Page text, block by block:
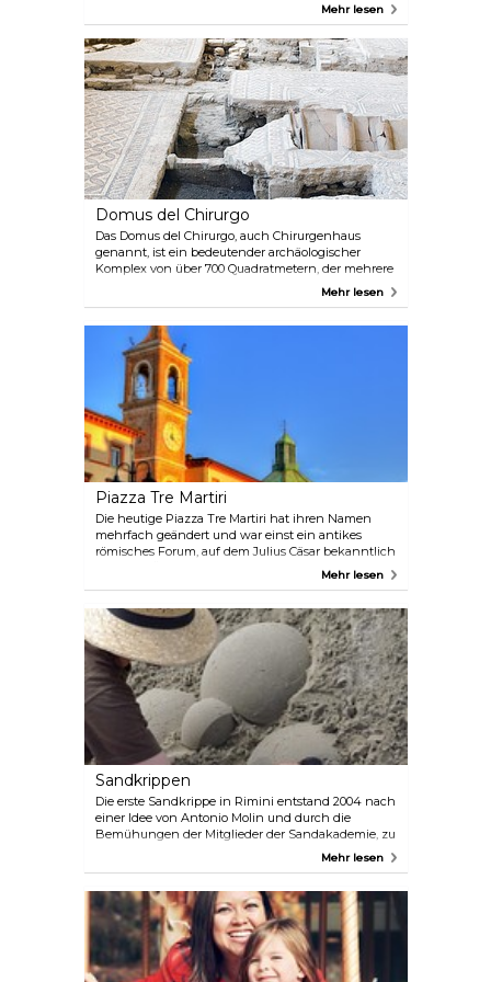
von Armut und Kriminalität hat diese Gegend
einen bemerkenswerten Wandel vollzogen und
sich von einem benachteiligten Stadtteil in eine
charmante und malerische Enklave verwandelt.
Wenn Sie durch die Straßen von Borgo San
Giuliano schlendern, werden Sie von einem
visuellen Fest der bunten Kunstwerke begrüßt.
Vergessen Sie nicht, Ihre Kamera mitzunehmen,
wenn Sie diesen schönen Stadtteil erkunden, der
seine Berühmtheit dem legendären Filmemacher
Federico Fellini verdankt.
Mehr lesen
Domus del Chirurgo
Das Domus del Chirurgo, auch Chirurgenhaus
genannt, ist ein bedeutender archäologischer
Komplex von über 700 Quadratmetern, der mehrere
Gebäude umfasst. Das Chirurgenhaus bewahrt die
bedeutendste Fund ist eine Sammlung von 150
chirurgischen Instrumenten.
Mehr lesen
Piazza Tre Martiri
Die heutige Piazza Tre Martiri hat ihren Namen
mehrfach geändert und war einst ein antikes
römisches Forum, auf dem Julius Cäsar bekanntlich
nach der Überquerung des Rubikon eine Pause
für Einwohner und Touristen gleichermaßen.
Dieser lebhafte Platz beherbergt eine Vielzahl von
Geschäften, Büros, Cafés und Konditoreien. Der
ikonische Uhrenturm stammt aus dem Jahr 1547
und zeigt einen Sonnen-Mond-Kalender aus dem
Jahr 1750.
Mehr lesen
Sandkrippen
Die erste Sandkrippe in Rimini entstand 2004 nach
einer Idee von Antonio Molin und durch die
Bemühungen der Mitglieder der Sandakademie, zu
denen auch einige lokale Mitglieder gehören. Dies
Mehr lesen